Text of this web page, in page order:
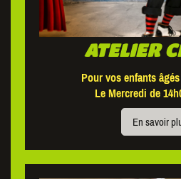
ATELIER
Pour vos enfants
Le Mercredi de
En savoir